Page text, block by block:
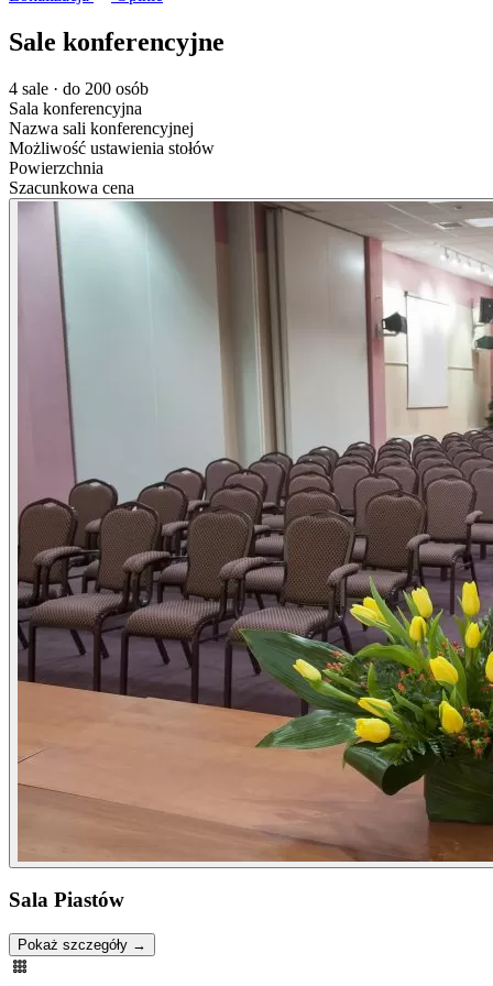
Sale konferencyjne
4 sale · do 200 osób
Sala konferencyjna
Nazwa sali konferencyjnej
Możliwość ustawienia stołów
Powierzchnia
Szacunkowa cena
Sala Piastów
Pokaż szczegóły →